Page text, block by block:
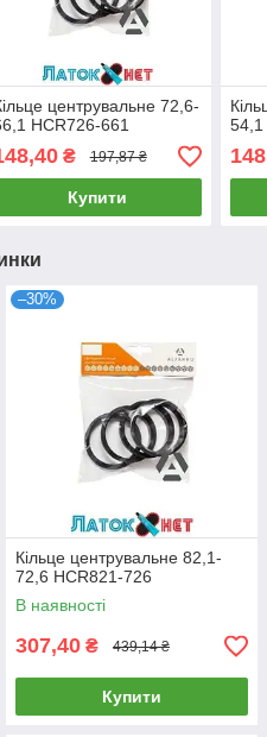
центрувальне 72,6-
HCR726-661
₴ 197,87 ₴
Купити
54,1
–30%
Кільце центрувальне 82,1-
72,6 HCR821-726
В наявності
307,40 ₴ 439,14 ₴
Купити